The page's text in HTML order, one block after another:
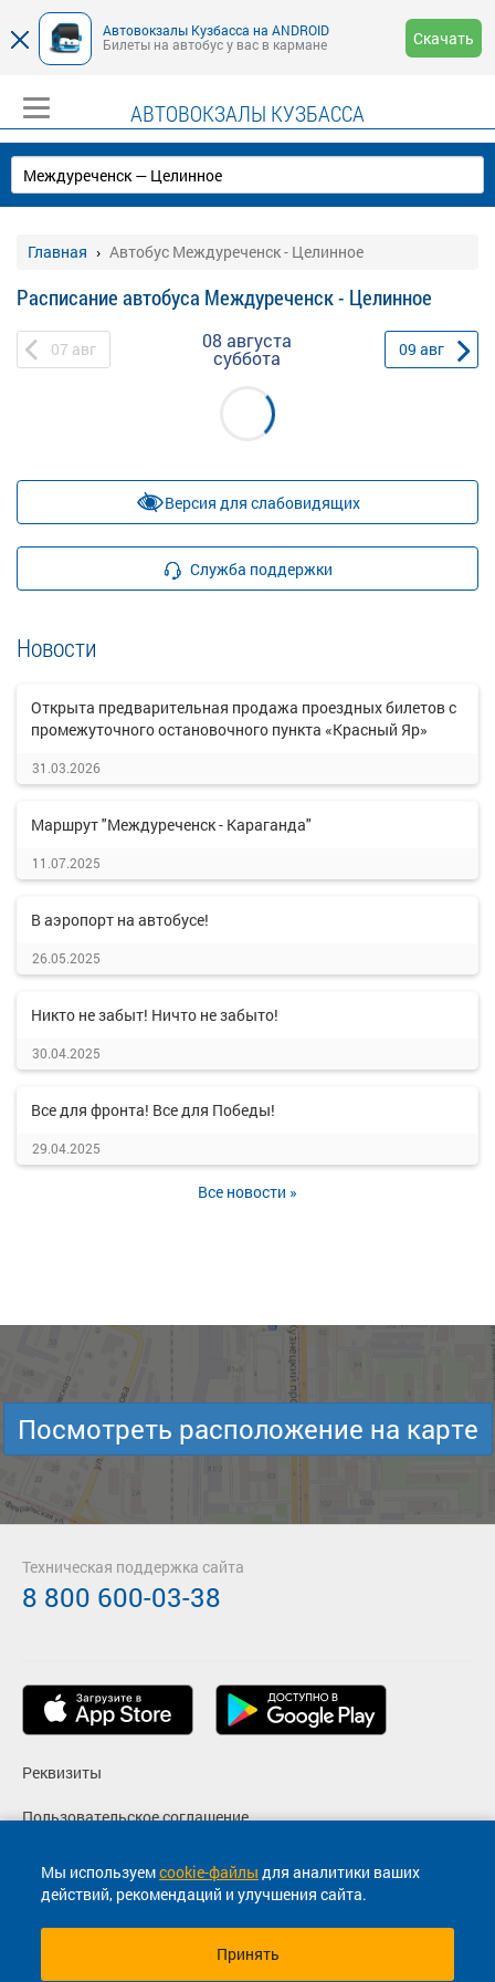
Автовокзалы Кузбасса на ANDROID
Билеты на автобус у вас в кармане
Скачать
АВТОВОКЗАЛЫ КУЗБАССА
Главная Автобус Междуреченск - Целинное
Расписание автобуса Междуреченск - Целинное
07 авг 08 августа
суббота 09 авг
Версия для слабовидящих
Служба поддержки
Новости
Открыта предварительная продажа проездных билетов с
промежуточного остановочного пункта «Красный Яр»
31.03.2026
Маршрут "Междуреченск - Караганда"
11.07.2025
В аэропорт на автобусе!
26.05.2025
Никто не забыт! Ничто не забыто!
30.04.2025
Все для фронта! Все для Победы!
29.04.2025
Все новости »
Мы используемcookie-файлы для аналитики ваших
действий, рекомендаций и улучшения сайта.
Принять
Посмотреть расположение на карте
Реквизиты
Пользовательское соглашение
Политика конфиденциальности
Согласие на маркетинговые сообщения
Техническая поддержка сайта
8 800 600-03-38
© 2013-2026, ООО "Капитал"- Онлайн сервис продажи